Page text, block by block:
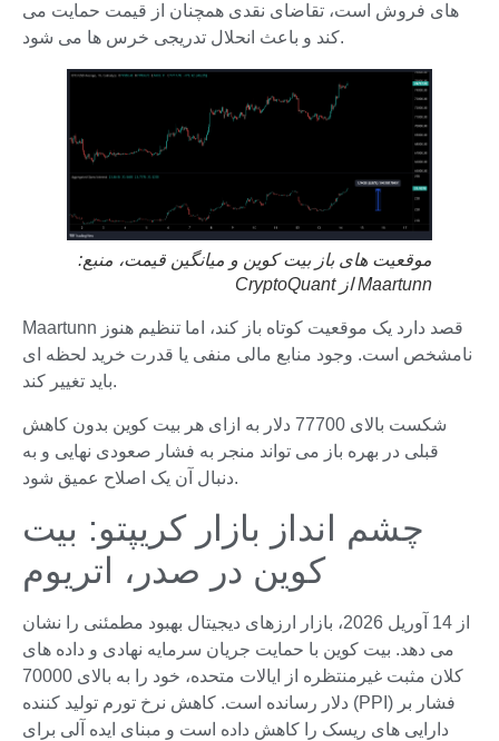
های فروش است، تقاضای نقدی همچنان از قیمت حمایت می
کند و باعث انحلال تدریجی خرس ها می شود.
موقعیت های باز بیت کوین و میانگین قیمت، منبع:
Maartunn از CryptoQuant
Maartunn قصد دارد یک موقعیت کوتاه باز کند، اما تنظیم هنوز
نامشخص است. وجود منابع مالی منفی یا قدرت خرید لحظه ای
باید تغییر کند.
شکست بالای 77700 دلار به ازای هر بیت کوین بدون کاهش
قبلی در بهره باز می تواند منجر به فشار صعودی نهایی و به
دنبال آن یک اصلاح عمیق شود.
چشم انداز بازار کریپتو: بیت
کوین در صدر، اتریوم
از 14 آوریل 2026، بازار ارزهای دیجیتال بهبود مطمئنی را نشان
می دهد. بیت کوین با حمایت جریان سرمایه نهادی و داده های
کلان مثبت غیرمنتظره از ایالات متحده، خود را به بالای 70000
دلار رسانده است. کاهش نرخ تورم تولید کننده (PPI) فشار بر
دارایی های ریسک را کاهش داده است و مبنای ایده آلی برای